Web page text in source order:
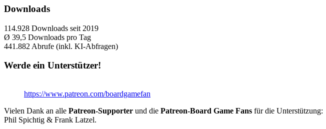
Downloads
114.928 Downloads seit 2019
Ø 39,5 Downloads pro Tag
441.882 Abrufe (inkl. KI-Abfragen)
Werde ein Unterstützer!
https://www.patreon.com/boardgamefan
Vielen Dank an alle Patreon-Supporter und die Patreon-Board Game Fans für die Unterstützung:
Phil Spichtig & Frank Latzel.